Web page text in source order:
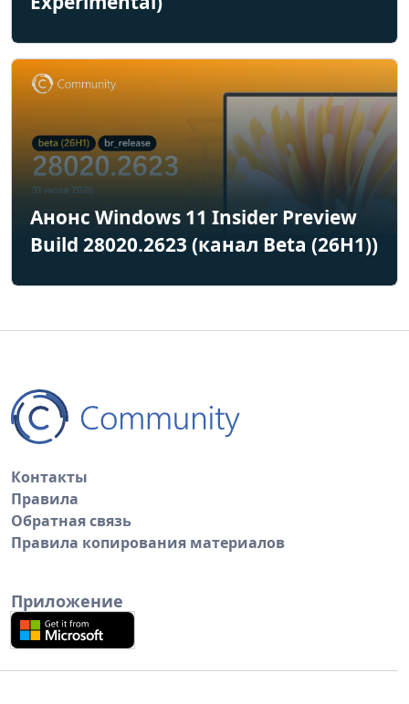
Анонс Windows 11 Insider Preview
Build 28020.2623 (канал Beta (26H1))
Контакты
Правила
Обратная связь
Правила копирования материалов
Приложение